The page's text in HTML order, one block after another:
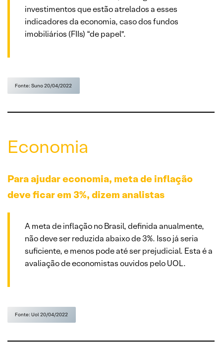
investimentos que estão atrelados a esses
indicadores da economia, caso dos fundos
imobiliários (FIIs) “de papel”.
Fonte: Suno 20/04/2022
Economia
Para ajudar economia, meta de inflação
deve ficar em 3%, dizem analistas
A meta de inflação no Brasil, definida anualmente,
não deve ser reduzida abaixo de 3%. Isso já seria
suficiente, e menos pode até ser prejudicial. Esta é a
avaliação de economistas ouvidos pelo UOL.
Fonte: Uol 20/04/2022